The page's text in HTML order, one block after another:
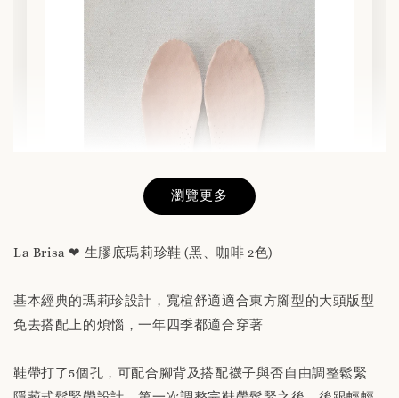
替換用真皮鞋墊 「購買前請務必閱讀商品敘述
說明」
NT$ 190
- +
瀏覽更多
La Brisa ❤ 生膠底瑪莉珍鞋 (黑、咖啡 2色)
基本經典的瑪莉珍設計，寬楦舒適適合東方腳型的大頭版型
免去搭配上的煩惱，一年四季都適合穿著
鞋帶打了5個孔，可配合腳背及搭配襪子與否自由調整鬆緊